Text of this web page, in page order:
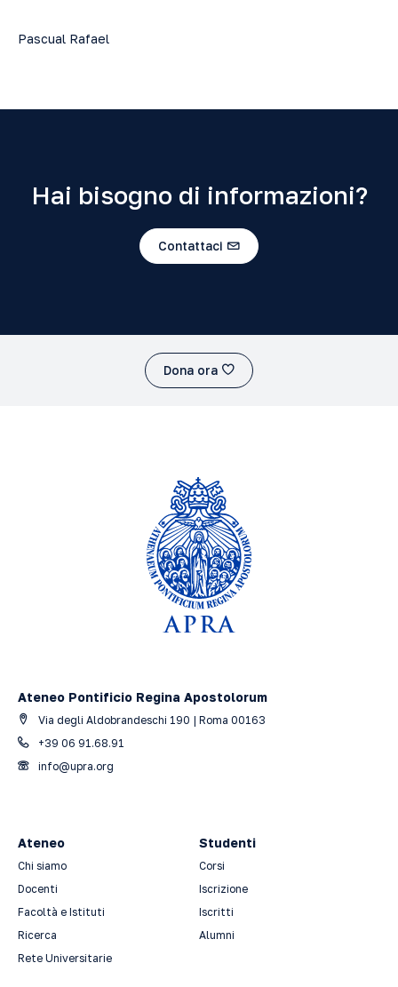
Pascual Rafael
Hai bisogno di informazioni?
Contattaci
Dona ora
Ateneo Pontificio Regina Apostolorum
Via degli Aldobrandeschi 190 | Roma 00163
+39 06 91.68.91
info@upra.org
Ateneo
Chi siamo
Docenti
Facoltà e Istituti
Ricerca
Rete Universitarie
Studenti
Corsi
Iscrizione
Iscritti
Alumni